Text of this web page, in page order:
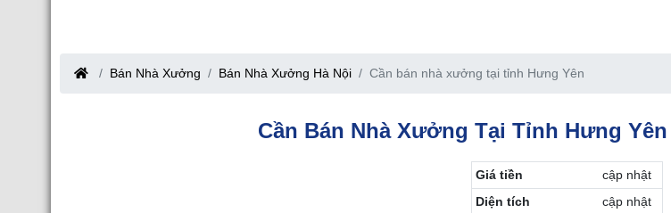
Bán Nhà Xưởng Bán Nhà Xưởng Hà Nội Cần bán nhà xưởng tại tỉnh Hưng Yên
Cần Bán Nhà Xưởng Tại Tỉnh Hưng Yên
Giá tiền
cập nhật
Diện tích
cập nhật